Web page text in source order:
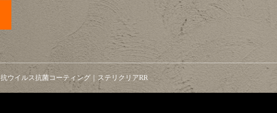
抗ウイルス抗菌コーティング｜ステリクリアRR